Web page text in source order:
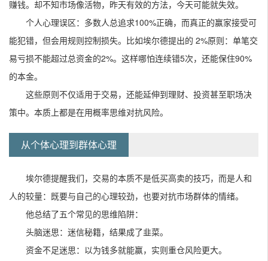
赚钱。却不知市场像活物，昨天有效的方法，今天可能就失效。
个人心理误区：多数人总追求100%正确，而真正的赢家接受可
能犯错，但会用规则控制损失。比如埃尔德提出的 2%原则：单笔交
易亏损不能超过总资金的2%。这样哪怕连续错5次，还能保住90%
的本金。
这些原则不仅适用于交易，还能延伸到理财、投资甚至职场决
策中。本质上都是在用概率思维对抗风险。
从个体心理到群体心理
埃尔德提醒我们，交易的本质不是低买高卖的技巧，而是人和
人的较量：既要与自己的心理较劲，也要对抗市场群体的情绪。
他总结了五个常见的思维陷阱：
头脑迷思：迷信秘籍，结果成了韭菜。
资金不足迷思：以为钱多就能赢，实则重仓风险更大。